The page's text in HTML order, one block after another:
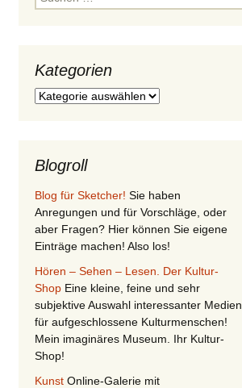
nach:
Kategorien
Kategorien
Blogroll
Blog für Sketcher! Sie haben
Anregungen und für Vorschläge, oder
aber Fragen? Hier können Sie eigene
Einträge machen! Also los!
Hören – Sehen – Lesen. Der Kultur-
Shop Eine kleine, feine und sehr
subjektive Auswahl interessanter Medien
für aufgeschlossene Kulturmenschen!
Mein imaginäres Museum. Ihr Kultur-
Shop!
Kunst Online-Galerie mit